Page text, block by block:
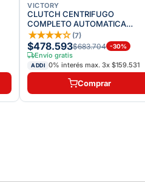
VICTORY
CLUTCH CENTRIFUGO
COMPLETO AUTOMATICA
VICTORY BLACK
★★★★☆ (7)
$478.593$683.704 -30%
Envío gratis
ADDI 0% interés max. 3x $159.531
Comprar